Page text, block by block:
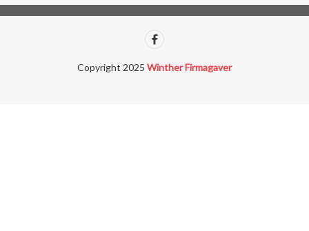
Copyright 2025 Winther Firmagaver